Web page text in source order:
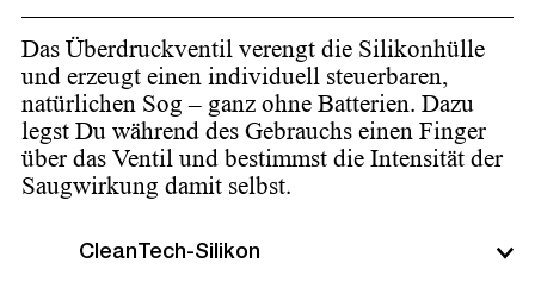
Das Überdruckventil verengt die Silikonhülle
und erzeugt einen individuell steuerbaren,
natürlichen Sog – ganz ohne Batterien. Dazu
legst Du während des Gebrauchs einen Finger
über das Ventil und bestimmst die Intensität der
Saugwirkung damit selbst.
CleanTech-Silikon